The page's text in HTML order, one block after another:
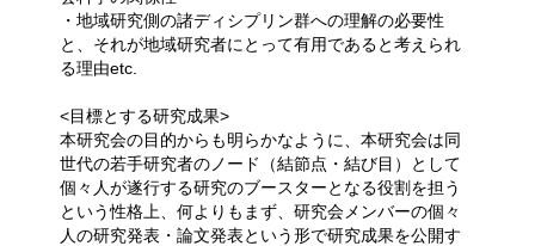
・地域研究側の諸ディシプリン群への理解の必要性
と、それが地域研究者にとって有⽤であると考えられ
る理由etc.
<⽬標とする研究成果>
本研究会の⽬的からも明らかなように、本研究会は同
世代の若⼿研究者のノード（結節点・結び⽬）として
個々⼈が遂⾏する研究のブースターとなる役割を担う
という性格上、何よりもまず、研究会メンバーの個々
⼈の研究発表・論⽂発表という形で研究成果を公開す